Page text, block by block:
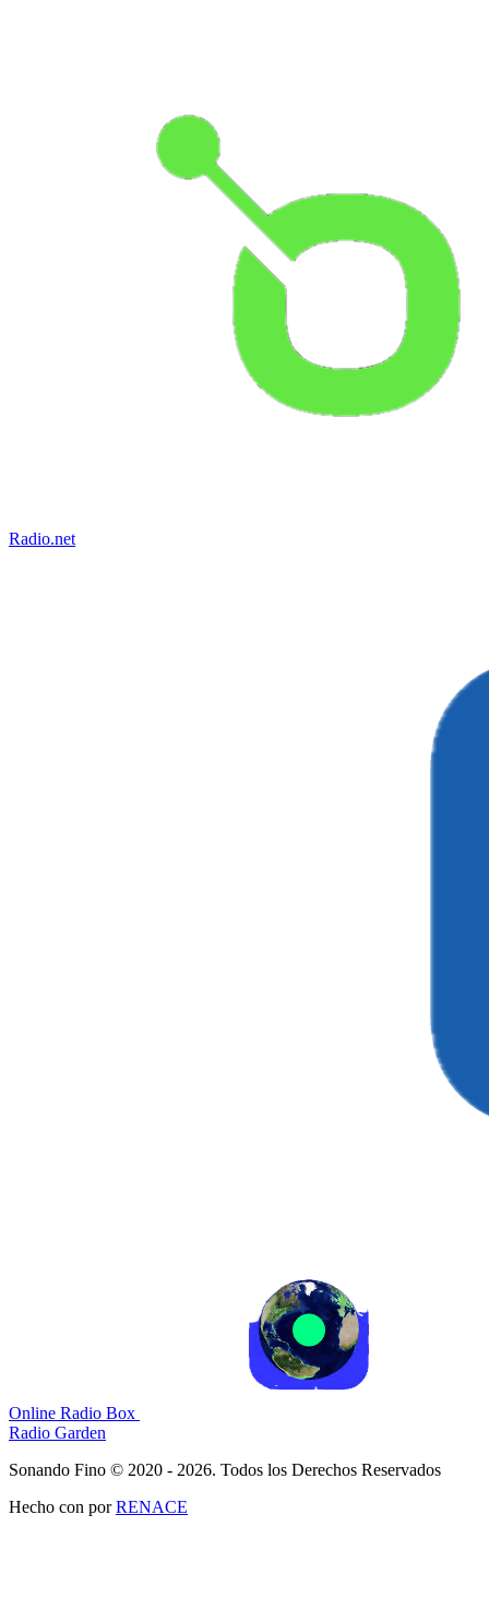
Radio.net
Online Radio Box
Radio Garden
Sonando Fino © 2020 - 2026. Todos los Derechos Reservados
Hecho con porRENACE